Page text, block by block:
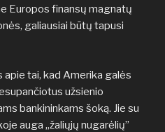
Europos finansų magnatų
galiausiai būtų tapusi
apie tai, kad Amerika galės
užsienio
bankininkams šoką. Jie su
auga „žaliųjų nugarėlių”